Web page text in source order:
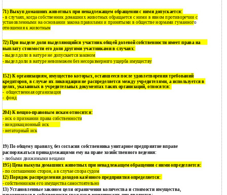
71) Выкуп домашних животных при ненадлежащем обращении с ними допускается:
- в случаях, когда собственник домашних животных обращается с ними в явном противоречии с
установленными на основании закона правилами и принятыми в обществе нормами гуманного
отношения к животным
72) При выделе доли выделяющийся участник общей долевой собственности имеет права на
выплату стоимости его доли другими участниками в случаях:
- выдел доли в натуре не допускается законом
- выдел доли в натуре невозможен без несоразмерного ущерба имуществу
152) К организациям, имущество которых, оставшееся после удовлетворения требований
кредиторов, в случае их ликвидации не распределяется между учредителями, а используется в
целях, указанных в учредительных документах таких организаций, относятся:
- общественная организация
- фонд
204) К вещно-правовым искам относятся:
- иск о признании права собственности
- виндикационный иск
- негаторный иск
19) По общему правилу, без согласия собственника унитарное предприятие вправе
распоряжаться принадлежащими ему на праве хозяйственного ведения:
- любыми движимыми вещами
195) Цена выкупа домашних животных при ненадлежащем обращении с ними определяется:
- по соглашению сторон, а в случае спора судом
12) Порядок распределения доходов казённого предприятия определяется:
- собственником его имущества самостоятельно
13) Установленные законом цели ограничения количества и стоимости имущества,